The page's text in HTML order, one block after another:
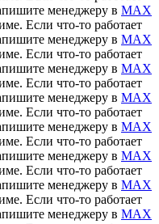
менеджеру в MAX
Если что-то работает
менеджеру в MAX
Если что-то работает
менеджеру в MAX
Если что-то работает
менеджеру в MAX
Если что-то работает
менеджеру в MAX
Если что-то работает
менеджеру в MAX
Если что-то работает
менеджеру в MAX
Если что-то работает
менеджеру в MAX